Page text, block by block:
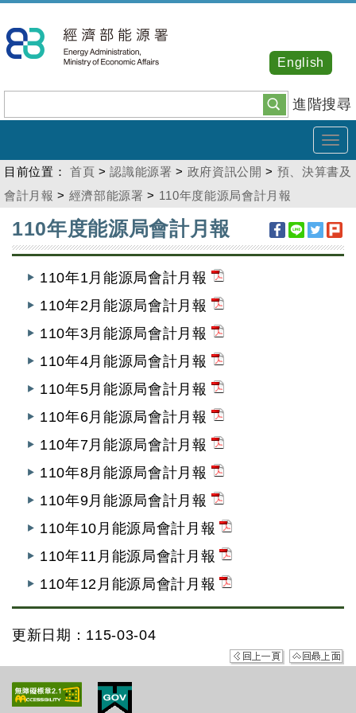
到
主
內
容
進階搜尋
English
目前位置： 首頁 >認識能源署 > 政府資訊公開 > 預、決算書及
會計月報 > 經濟部能源署 > 110年度能源局會計月報
110年度能源局會計月報
110年1月能源局會計月報
110年2月能源局會計月報
110年3月能源局會計月報
110年4月能源局會計月報
110年5月能源局會計月報
110年6月能源局會計月報
110年7月能源局會計月報
110年8月能源局會計月報
110年9月能源局會計月報
110年10月能源局會計月報
110年11月能源局會計月報
110年12月能源局會計月報
更新日期：115-03-04